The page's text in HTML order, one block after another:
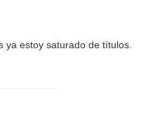
ya estoy saturado de títulos.